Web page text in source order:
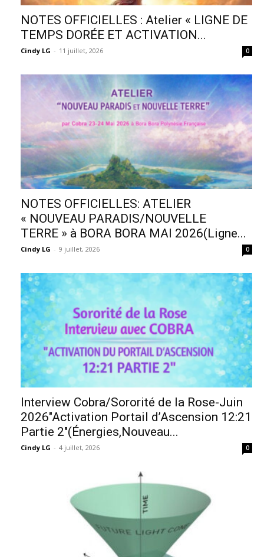
NOTES OFFICIELLES : Atelier « LIGNE DE
TEMPS DORÉE ET ACTIVATION...
Cindy LG - 11 juillet, 2026 0
NOTES OFFICIELLES: ATELIER
« NOUVEAU PARADIS/NOUVELLE
TERRE » à BORA BORA MAI 2026(Ligne...
Cindy LG - 9 juillet, 2026 0
Interview Cobra/Sororité de la Rose-Juin
2026″Activation Portail d’Ascension 12:21
Partie 2″(Énergies,Nouveau...
Cindy LG - 4 juillet, 2026 0